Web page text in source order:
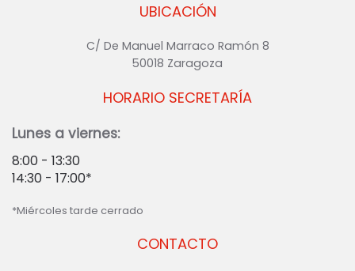
UBICACIÓN
C/ De Manuel Marraco Ramón 8
50018 Zaragoza
CONTACTO
HORARIO SECRETARÍA
Lunes a viernes:
8:00 - 13:30
14:30 - 17:00*
*Miércoles tarde cerrado